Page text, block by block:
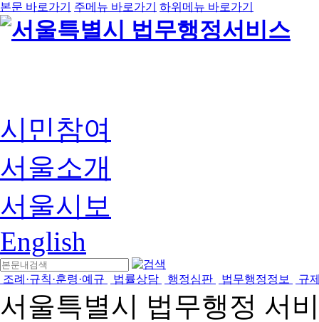
본문 바로가기 주메뉴 바로가기 하위메뉴 바로가기
시민참여
서울소개
서울시보
English
조례·규칙·훈령·예규 법률상담 행정심판 법무행정정보 규
서울특별시 법무행정 서